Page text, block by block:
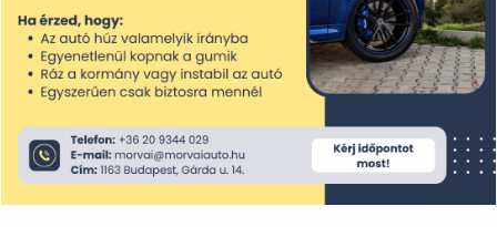
2024. október
2024. szeptember
2024. augusztus
2024. július
2024. június